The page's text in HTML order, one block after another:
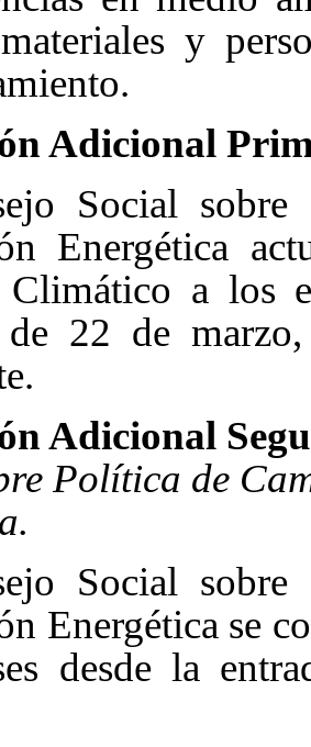
y
Adicional
Social
Energética
Climático a los
de 22 de
.
Adicional
Política de
Social
Energética se
desde la